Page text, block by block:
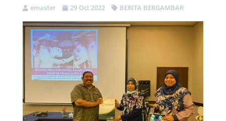
emaster 29 Oct 2022 BERITA BERGAMBAR